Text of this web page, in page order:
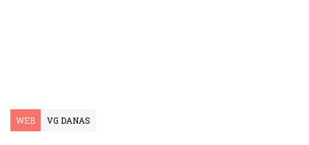
WEB VG DANAS